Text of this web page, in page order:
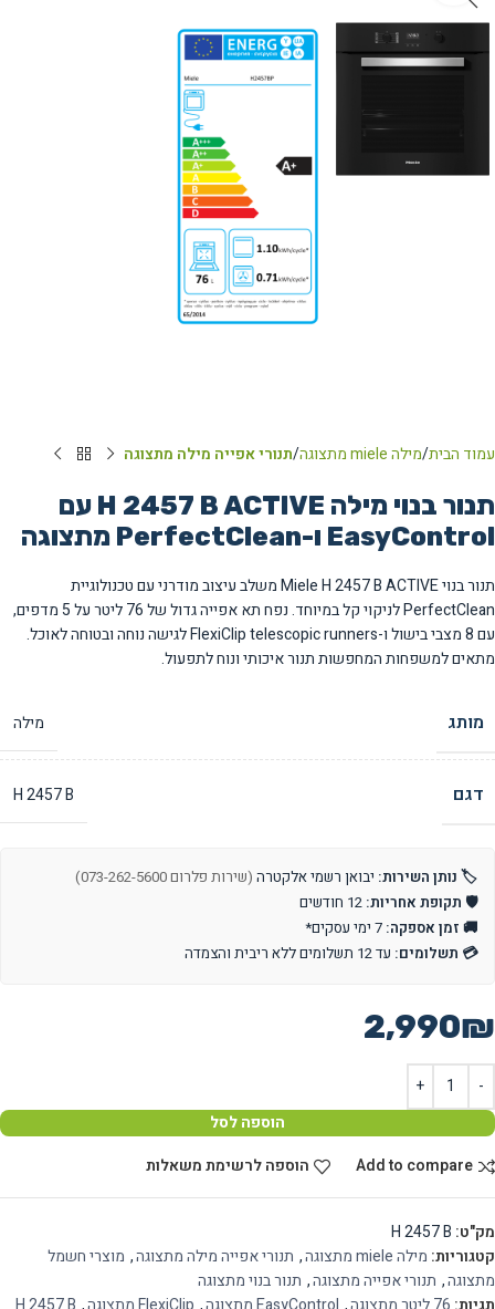
עמוד הבית מילה miele מתצוגה תנורי אפייה מילה מתצוגה
תנור בנוי מילה H 2457 B ACTIVE עם
EasyControl ו-PerfectClean מתצוגה
תנור בנוי Miele H 2457 B ACTIVE משלב עיצוב מודרני עם טכנולוגיית
PerfectClean לניקוי קל במיוחד. נפח תא אפייה גדול של 76 ליטר על 5 מדפים,
עם 8 מצבי בישול ו-FlexiClip telescopic runners לגישה נוחה ובטוחה לאוכל.
מתאים למשפחות המחפשות תנור איכותי ונוח לתפעול.
מותג מילה
דגם H 2457 B
🏷️ נותן השירות: יבואן רשמי אלקטרה (שירות פלרום 073-262-5600)
🛡️ תקופת אחריות:
🚚 זמן אספקה:
💳 תשלומים: עד 12 תשלומים ללא ריבית והצמדה
2,990₪
הוספה לסל
Add to compare
הוספה לרשימת משאלות
מק"ט: H 2457 B
קטגוריות: מילה miele מתצוגה , תנורי אפייה מילה מתצוגה, מוצרי חשמל
מתצוגה, תנורי אפייה מתצוגה, תנור בנוי מתצוגה